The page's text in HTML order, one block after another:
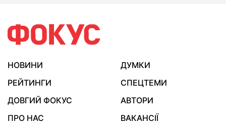
НОВИНИ
ДУМКИ
РЕЙТИНГИ
СПЕЦТЕМИ
ДОВГИЙ ФОКУС
АВТОРИ
ПРО НАС
ВАКАНСІЇ